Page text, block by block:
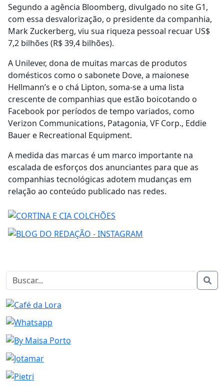
Segundo a agência Bloomberg, divulgado no site G1,
com essa desvalorização, o presidente da companhia,
Mark Zuckerberg, viu sua riqueza pessoal recuar US$
7,2 bilhões (R$ 39,4 bilhões).
A Unilever, dona de muitas marcas de produtos
domésticos como o sabonete Dove, a maionese
Hellmann’s e o chá Lipton, soma-se a uma lista
crescente de companhias que estão boicotando o
Facebook por períodos de tempo variados, como
Verizon Communications, Patagonia, VF Corp., Eddie
Bauer e Recreational Equipment.
A medida das marcas é um marco importante na
escalada de esforços dos anunciantes para que as
companhias tecnológicas adotem mudanças em
relação ao conteúdo publicado nas redes.